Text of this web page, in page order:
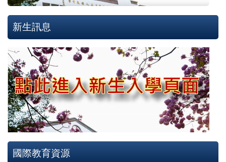
新生訊息
國際教育資源